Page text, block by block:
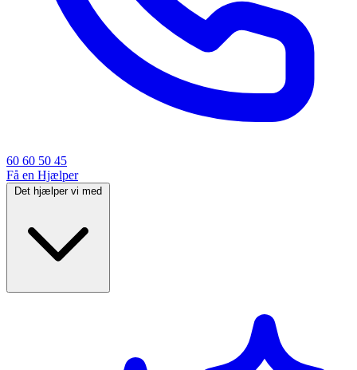
60 60 50 45
Få en Hjælper
Det hjælper vi med